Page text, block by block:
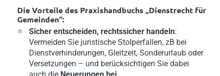
Die Vorteile des Praxishandbuchs „Dienstrecht für
Gemeinden“:
Sicher entscheiden, rechtssicher handeln:
Vermeiden Sie juristische Stolperfallen, zB bei
Dienstverhinderungen, Gleitzeit, Sonderurlaub oder
Versetzungen – und berücksichtigen Sie dabei